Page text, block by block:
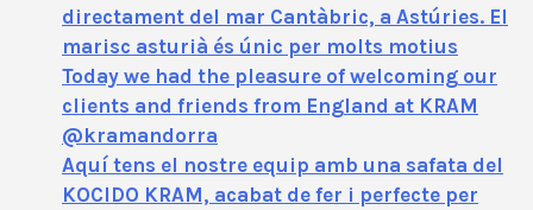
directament del mar Cantàbric, a Astúries. El
marisc asturià és únic per molts motius
Today we had the pleasure of welcoming our
clients and friends from England at KRAM
@kramandorra
Aquí tens el nostre equip amb una safata del
KOCIDO KRAM, acabat de fer i perfecte per